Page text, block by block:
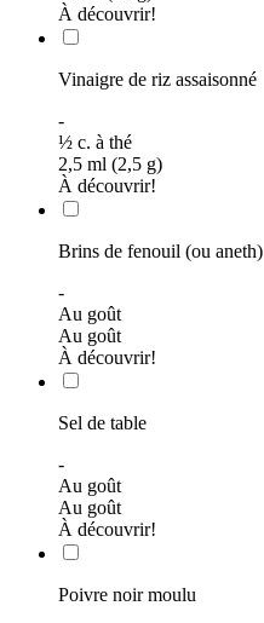
À découvrir!
Vinaigre de riz assaisonné
-
½ c. à thé
2,5 ml (2,5 g)
À découvrir!
Brins de fenouil (ou aneth)
-
Au goût
Au goût
À découvrir!
Sel de table
-
Au goût
Au goût
À découvrir!
Poivre noir moulu